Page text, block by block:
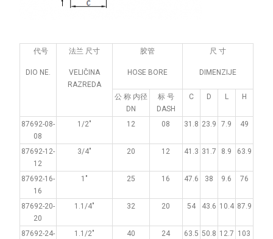
代号
DIO NE.
法兰 尺寸
VELIČINA
RAZREDA
胶管
HOSE BORE
尺 寸
DIMENZIJE
公 称 内径
DN
标 号
DASH
C D L H
87692-08-
08
1/2" 12 08 31.8 23.9 7.9 49
87692-12-
12
3/4" 20 12 41.3 31.7 8.9 63.9
87692-16-
16
1" 25 16 47.6 38 9.6 76
87692-20-
20
1.1/4" 32 20 54 43.6 10.4 87.9
87692-24-
1.1/2" 40 24 63.5 50.8 12.7 103